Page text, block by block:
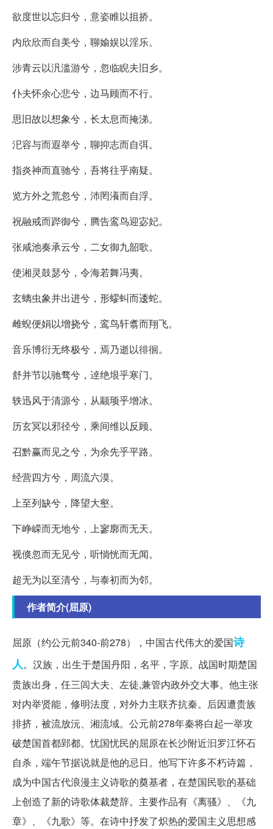
欲度世以忘归兮，意姿睢以抯挢。
内欣欣而自美兮，聊媮娱以淫乐。
涉青云以汎滥游兮，忽临睨夫旧乡。
仆夫怀余心悲兮，边马顾而不行。
思旧故以想象兮，长太息而掩涕。
汜容与而遐举兮，聊抑志而自弭。
指炎神而直驰兮，吾将往乎南疑。
览方外之荒忽兮，沛罔瀁而自浮。
祝融戒而跸御兮，腾告鸾鸟迎宓妃。
张咸池奏承云兮，二女御九韶歌。
使湘灵鼓瑟兮，令海若舞冯夷。
玄螭虫象并出进兮，形蟉虯而逶蛇。
雌蜺便娟以增挠兮，鸾鸟轩翥而翔飞。
音乐博衍无终极兮，焉乃逝以徘徊。
舒并节以驰骛兮，逴绝垠乎寒门。
轶迅风于清源兮，从颛顼乎增冰。
历玄冥以邪径兮，乘间维以反顾。
召黔赢而见之兮，为余先乎平路。
经营四方兮，周流六漠。
上至列缺兮，降望大壑。
下峥嵘而无地兮，上寥廓而无天。
视倏忽而无见兮，听惝恍而无闻。
超无为以至清兮，与泰初而为邻。
作者简介(屈原)
屈原（约公元前340-前278），中国古代伟大的爱国诗
人。汉族，出生于楚国丹阳，名平，字原。战国时期楚国
贵族出身，任三闾大夫、左徒,兼管内政外交大事。他主张
对内举贤能，修明法度，对外力主联齐抗秦。后因遭贵族
排挤，被流放沅、湘流域。公元前278年秦将白起一举攻
破楚国首都郢都。忧国忧民的屈原在长沙附近汩罗江怀石
自杀，端午节据说就是他的忌日。他写下许多不朽诗篇，
成为中国古代浪漫主义诗歌的奠基者，在楚国民歌的基础
上创造了新的诗歌体裁楚辞。主要作品有《离骚》、《九
章》、《九歌》等。在诗中抒发了炽热的爱国主义思想感